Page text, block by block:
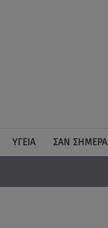
ΥΓΕΙΑ ΣΑΝ ΣΗΜΕΡΑ